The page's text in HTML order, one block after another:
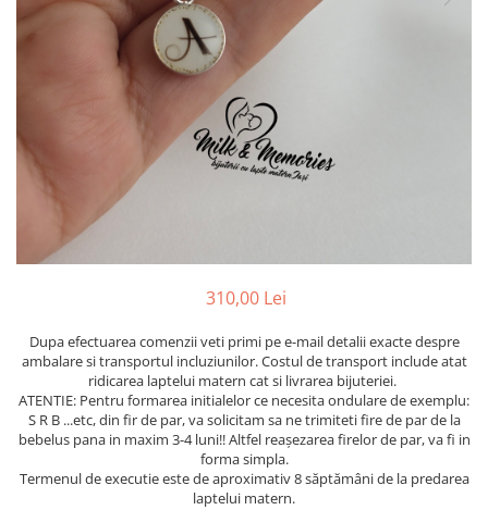
310,00 Lei
Dupa efectuarea comenzii veti primi pe e-mail detalii exacte despre
ambalare si transportul incluziunilor. Costul de transport include atat
ridicarea laptelui matern cat si livrarea bijuteriei.
ATENTIE: Pentru formarea initialelor ce necesita ondulare de exemplu:
S R B ...etc, din fir de par, va solicitam sa ne trimiteti fire de par de la
bebelus pana in maxim 3-4 luni!! Altfel reașezarea firelor de par, va fi in
forma simpla.
Termenul de executie este de aproximativ 8 săptămâni de la predarea
laptelui matern.